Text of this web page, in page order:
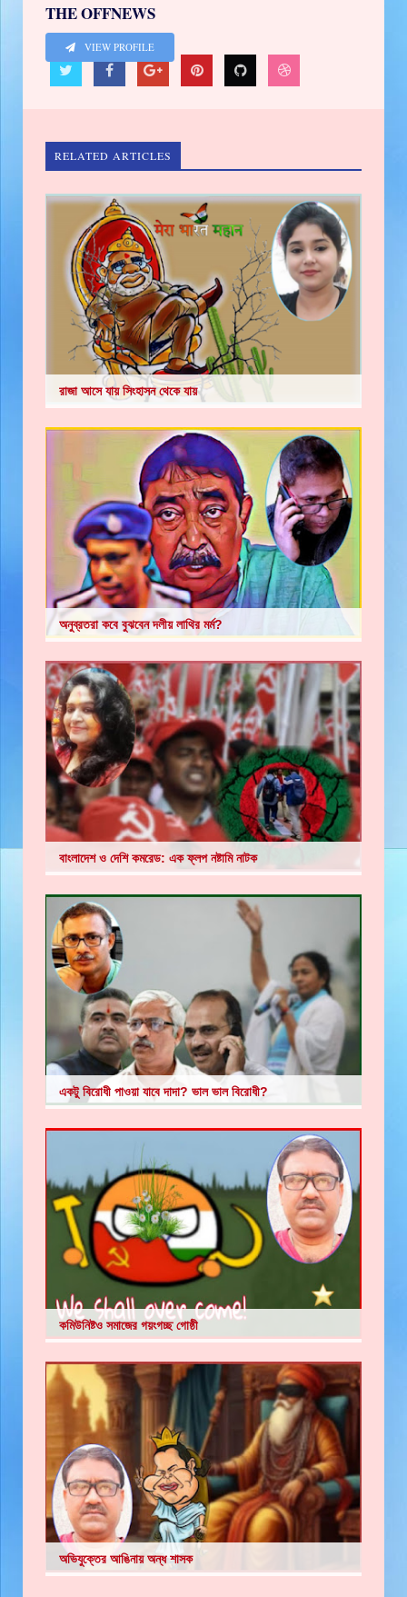
THE OFFNEWS
VIEW PROFILE
RELATED ARTICLES
রাজা আসে যায় সিংহাসন থেকে যায়
অনুব্রতরা কবে বুঝবেন দলীয় লাথির মর্ম?
বাংলাদেশ ও দেশি কমরেড: এক ফ্লপ নষ্টামি নাটক
একটু বিরোধী পাওয়া যাবে দাদা? ভাল ভাল বিরোধী?
কমিউনিষ্টও সমাজের গয়ংগচ্ছ গোষ্ঠী
অভিযুক্তের আঙিনায় অন্ধ শাসক